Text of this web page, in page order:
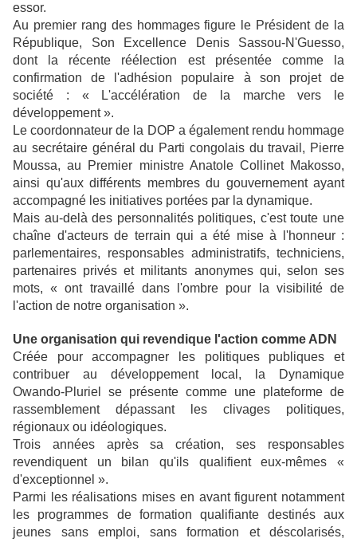
essor.
Au premier rang des hommages figure le Président de la
République, Son Excellence Denis Sassou-N'Guesso,
dont la récente réélection est présentée comme la
confirmation de l'adhésion populaire à son projet de
société : « L'accélération de la marche vers le
développement ».
Le coordonnateur de la DOP a également rendu hommage
au secrétaire général du Parti congolais du travail, Pierre
Moussa, au Premier ministre Anatole Collinet Makosso,
ainsi qu'aux différents membres du gouvernement ayant
accompagné les initiatives portées par la dynamique.
Mais au-delà des personnalités politiques, c'est toute une
chaîne d'acteurs de terrain qui a été mise à l'honneur :
parlementaires, responsables administratifs, techniciens,
partenaires privés et militants anonymes qui, selon ses
mots, « ont travaillé dans l'ombre pour la visibilité de
l'action de notre organisation ».
Une organisation qui revendique l'action comme ADN
Créée pour accompagner les politiques publiques et
contribuer au développement local, la Dynamique
Owando-Pluriel se présente comme une plateforme de
rassemblement dépassant les clivages politiques,
régionaux ou idéologiques.
Trois années après sa création, ses responsables
revendiquent un bilan qu'ils qualifient eux-mêmes «
d'exceptionnel ».
Parmi les réalisations mises en avant figurent notamment
les programmes de formation qualifiante destinés aux
jeunes sans emploi, sans formation et déscolarisés,